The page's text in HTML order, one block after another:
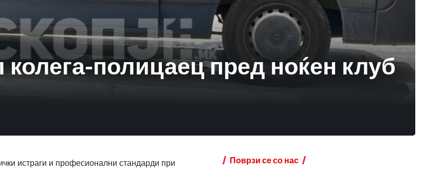
полицаец пред ноќен клуб
истраги и професионални стандарди при
Поврзи се со нас